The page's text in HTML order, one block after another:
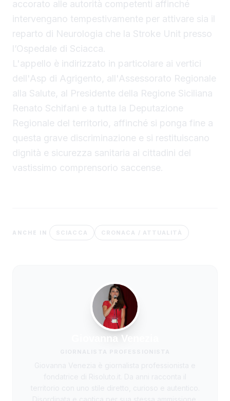
accorato alle autorità competenti affinché
intervengano tempestivamente per attivare sia il
reparto di Neurologia che la Stroke Unit presso
l’Ospedale di Sciacca.
L'appello è indirizzato in particolare ai vertici
dell'Asp di Agrigento, all'Assessorato Regionale
alla Salute, al Presidente della Regione Siciliana
Renato Schifani e a tutta la Deputazione
Regionale del territorio, affinché si ponga fine a
questa grave discriminazione e si restituiscano
dignità e sicurezza sanitaria ai cittadini del
vastissimo comprensorio saccense.
ANCHE IN SCIACCA CRONACA / ATTUALITÀ
Giovanna Venezia